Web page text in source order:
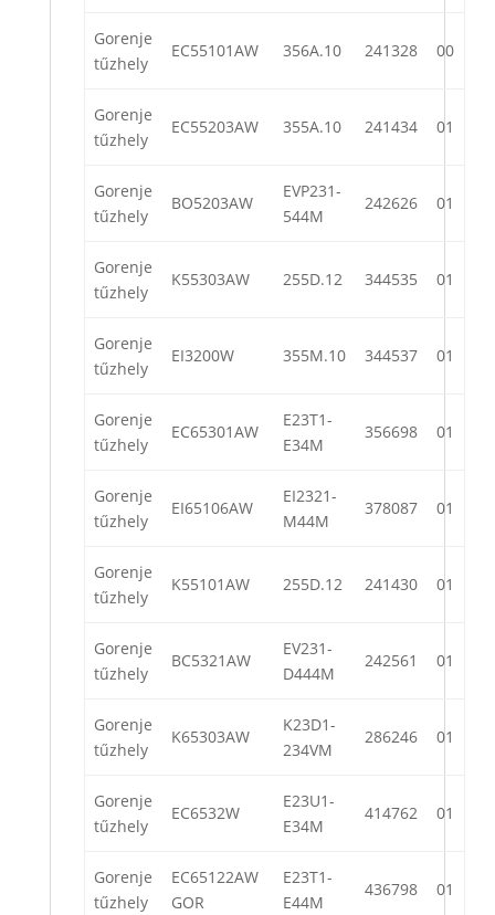
Gorenje
tűzhely
EC55101AW 356A.10 241328 00
Gorenje
tűzhely
EC55203AW 355A.10 241434 01
Gorenje
tűzhely
BO5203AW
EVP231-
544M
242626 01
Gorenje
tűzhely
K55303AW 255D.12 344535 01
Gorenje
tűzhely
EI3200W 355M.10 344537 01
Gorenje
tűzhely
EC65301AW
E23T1-
E34M
356698 01
Gorenje
tűzhely
EI65106AW
EI2321-
M44M
378087 01
Gorenje
tűzhely
K55101AW 255D.12 241430 01
Gorenje
tűzhely
BC5321AW
EV231-
D444M
242561 01
Gorenje
tűzhely
K65303AW
K23D1-
234VM
286246 01
Gorenje
tűzhely
EC6532W
E23U1-
E34M
414762 01
Gorenje
tűzhely
EC65122AW
GOR
E23T1-
E44M
436798 01